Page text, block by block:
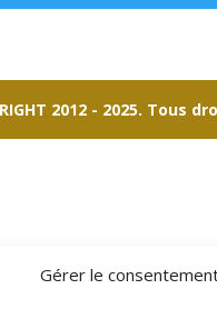
Gérer le
2012 - 2025. Tous